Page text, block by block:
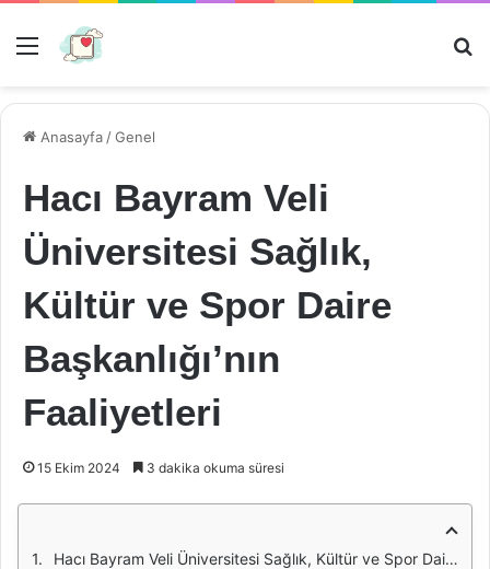
Menü
Anasayfa /Genel
Hacı Bayram Veli
Üniversitesi Sağlık,
Kültür ve Spor Daire
Başkanlığı’nın
Faaliyetleri
15 Ekim 2024 3 dakika okuma süresi
Hacı Bayram Veli Üniversitesi Sağlık, Kültür ve Spor Daire Başkanlığı’nın Faaliyetleri